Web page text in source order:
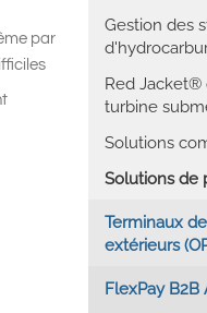
par
Gestion des
Red Jacket®
turbine
Solutions
Solutions de
Terminaux
extérieurs
FlexPay B2B